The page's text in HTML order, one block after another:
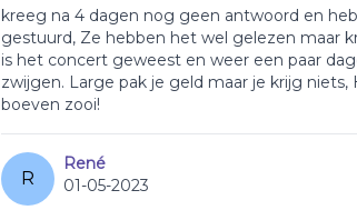
kreeg na 4 dagen nog geen antwoord en
gestuurd, Ze hebben het wel gelezen maar
is het concert geweest en weer een paar
zwijgen. Large pak je geld maar je krijg
boeven zooi!
R
René
01-05-2023